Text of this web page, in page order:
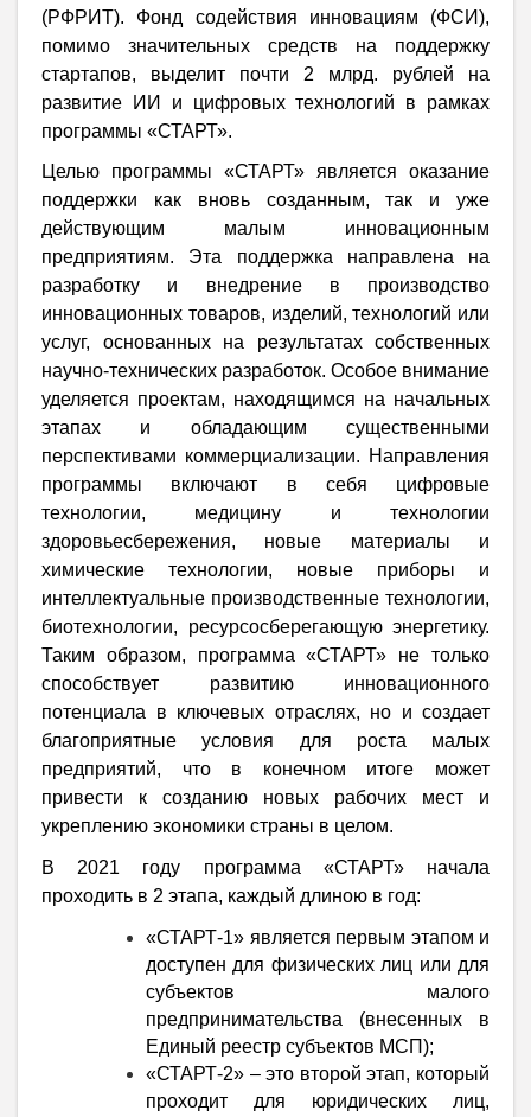
(РФРИТ). Фонд содействия инновациям (ФСИ),
помимо значительных средств на поддержку
стартапов, выделит почти 2 млрд. рублей на
развитие ИИ и цифровых технологий в рамках
программы «СТАРТ».
Целью программы «СТАРТ» является оказание
поддержки как вновь созданным, так и уже
действующим малым инновационным
предприятиям. Эта поддержка направлена на
разработку и внедрение в производство
инновационных товаров, изделий, технологий или
услуг, основанных на результатах собственных
научно-технических разработок. Особое внимание
уделяется проектам, находящимся на начальных
этапах и обладающим существенными
перспективами коммерциализации. Направления
программы включают в себя цифровые
технологии, медицину и технологии
здоровьесбережения, новые материалы и
химические технологии, новые приборы и
интеллектуальные производственные технологии,
биотехнологии, ресурсосберегающую энергетику.
Таким образом, программа «СТАРТ» не только
способствует развитию инновационного
потенциала в ключевых отраслях, но и создает
благоприятные условия для роста малых
предприятий, что в конечном итоге может
привести к созданию новых рабочих мест и
укреплению экономики страны в целом.
В 2021 году программа «СТАРТ» начала
проходить в 2 этапа, каждый длиною в год:
«СТАРТ-1» является первым этапом и
доступен для физических лиц или для
субъектов малого
предпринимательства (внесенных в
Единый реестр субъектов МСП);
«СТАРТ-2» – это второй этап, который
проходит для юридических лиц,